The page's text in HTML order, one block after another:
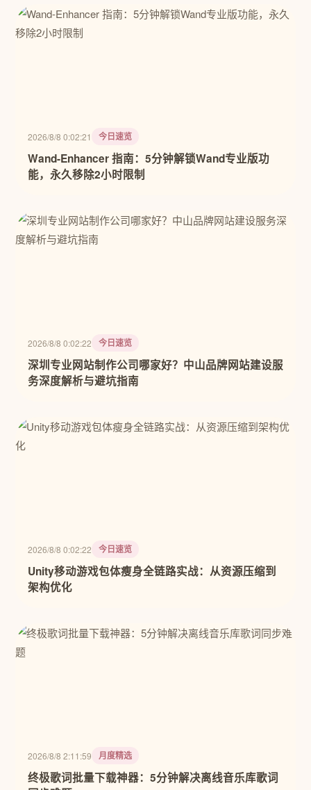
2026/8/8 0:02:21 今日速览
Wand-Enhancer 指南：5分钟解锁Wand专业版功
能，永久移除2小时限制
2026/8/8 0:02:22 今日速览
深圳专业网站制作公司哪家好？中山品牌网站建设服
务深度解析与避坑指南
2026/8/8 0:02:22 今日速览
Unity移动游戏包体瘦身全链路实战：从资源压缩到
架构优化
2026/8/8 2:11:59 月度精选
终极歌词批量下载神器：5分钟解决离线音乐库歌词